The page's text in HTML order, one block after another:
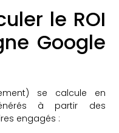
le ROI
Google
se calcule en
à partir des
engagés :